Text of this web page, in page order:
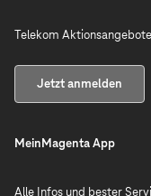
Telekom
Jetzt anmelden
MeinMagenta App
Alle Infos und bester